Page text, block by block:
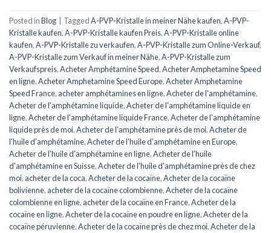
Posted inBlog TaggedA-PVP-Kristalle in meiner Nähe kaufen,A-PVP-
Kristalle kaufen,A-PVP-Kristalle kaufen Preis,A-PVP-Kristalle online
kaufen,A-PVP-Kristalle zu verkaufen,A-PVP-Kristalle zum Online-Verkauf,
A-PVP-Kristalle zum Verkauf in meiner Nähe,A-PVP-Kristalle zum
Verkaufspreis,Acheter Amphétamine Speed,Acheter Amphetamine Speed
​​​​en ligne,Acheter Amphetamine Speed ​​​​Europe,Acheter Amphetamine
Speed ​​​​France, acheter amphétamines en ligne,Acheter de l'amphétamine,
Acheter de l'amphétamine liquide,Acheter de l'amphétamine liquide en
ligne,Acheter de l'amphétamine liquide France,Acheter de l'amphétamine
liquide près de moi,Acheter de l'amphétamine près de moi,Acheter de
l'huile d'amphétamine,Acheter de l'huile d'amphétamine en Europe,
Acheter de l'huile d'amphétamine en ligne,Acheter de l'huile
d'amphétamine en Suisse,Acheter de l'huile d'amphétamine près de chez
moi, acheter de la coca,Acheter de la cocaïne,Acheter de la cocaïne
bolivienne, acheter de la cocaïne colombienne,Acheter de la cocaïne
colombienne en ligne, acheter de la cocaïne en France,Acheter de la
cocaïne en ligne,Acheter de la cocaïne en poudre en ligne,Acheter de la
cocaïne péruvienne,Acheter de la cocaïne près de chez moi,Acheter de la